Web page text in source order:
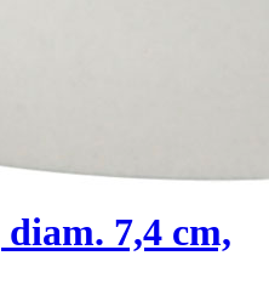
7,4 cm,